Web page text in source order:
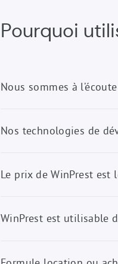
Pourquoi
Nous sommes à
Nos technologies de
Le prix de WinPrest
WinPrest est utilisable